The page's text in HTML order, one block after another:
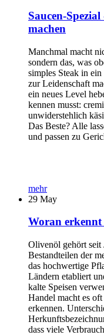
Saucen-Spezial
machen
Manchmal macht
sondern das, was
simples Steak in
zur Leidenschaft
ein neues Level
kennen musst:
unwiderstehlich
Das Beste? Alle
und passen zu
mehr
29 May
Woran erkennt
Olivenöl gehört seit
Bestandteilen der
das hochwertige
Ländern etabliert
kalte Speisen
Handel macht es
erkennen.
dass viele